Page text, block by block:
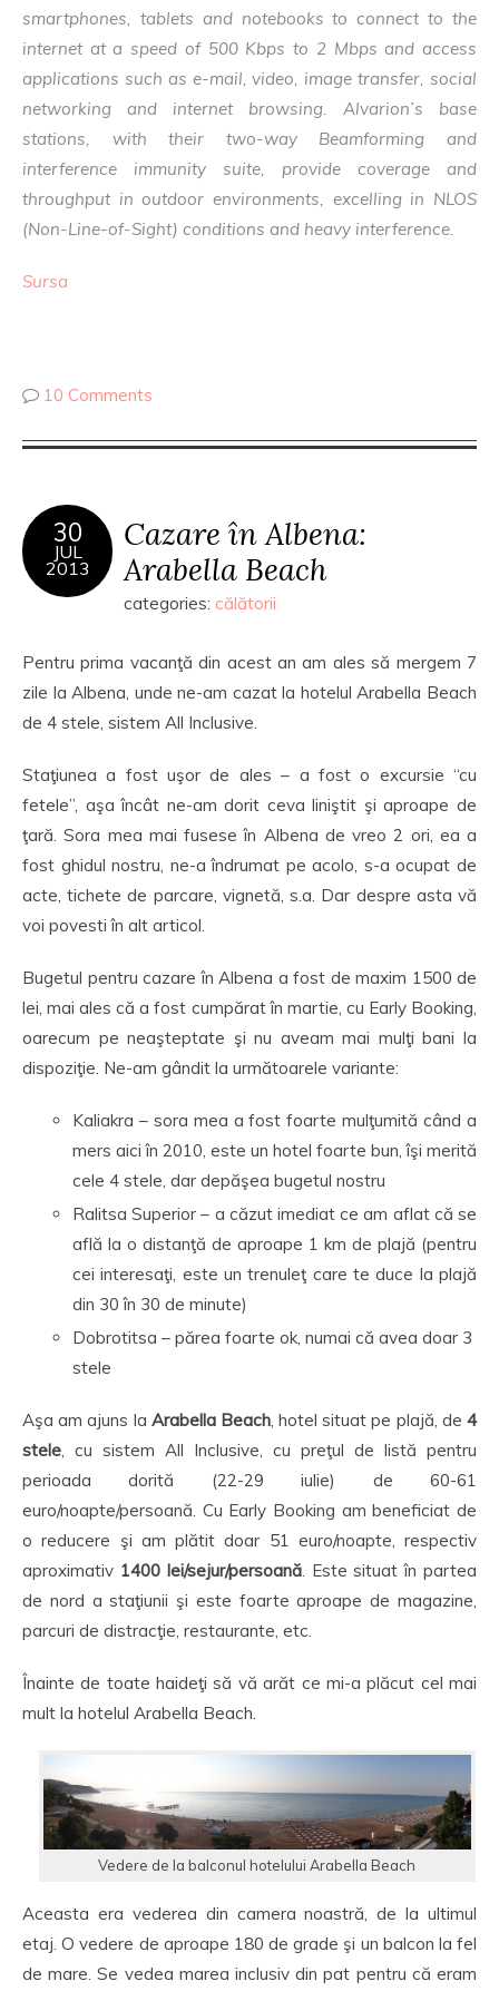
smartphones, tablets and notebooks to connect to the
internet at a speed of 500 Kbps to 2 Mbps and access
applications such as e-mail, video, image transfer, social
networking and internet browsing. Alvarion’s base
stations, with their two-way Beamforming and
interference immunity suite, provide coverage and
throughput in outdoor environments, excelling in NLOS
(Non-Line-of-Sight) conditions and heavy interference.
Sursa
10 Comments
30
JUL
2013
Cazare în Albena:
Arabella Beach
categories: călătorii
Pentru prima vacanţă din acest an am ales să mergem 7
zile la Albena, unde ne-am cazat la hotelul Arabella Beach
de 4 stele, sistem All Inclusive.
Staţiunea a fost uşor de ales – a fost o excursie “cu
fetele”, aşa încât ne-am dorit ceva liniştit şi aproape de
ţară. Sora mea mai fusese în Albena de vreo 2 ori, ea a
fost ghidul nostru, ne-a îndrumat pe acolo, s-a ocupat de
acte, tichete de parcare, vignetă, s.a. Dar despre asta vă
voi povesti în alt articol.
Bugetul pentru cazare în Albena a fost de maxim 1500 de
lei, mai ales că a fost cumpărat în martie, cu Early Booking,
oarecum pe neaşteptate şi nu aveam mai mulţi bani la
dispoziţie. Ne-am gândit la următoarele variante:
Kaliakra – sora mea a fost foarte mulţumită când a
mers aici în 2010, este un hotel foarte bun, îşi merită
cele 4 stele, dar depăşea bugetul nostru
Ralitsa Superior – a căzut imediat ce am aflat că se
află la o distanţă de aproape 1 km de plajă (pentru
cei interesaţi, este un trenuleţ care te duce la plajă
din 30 în 30 de minute)
Dobrotitsa – părea foarte ok, numai că avea doar 3
stele
Aşa am ajuns la Arabella Beach, hotel situat pe plajă, de4
stele, cu sistem All Inclusive, cu preţul de listă pentru
perioada dorită (22-29 iulie) de 60-61
euro/noapte/persoană. Cu Early Booking am beneficiat de
o reducere şi am plătit doar 51 euro/noapte, respectiv
aproximativ 1400 lei/sejur/persoană. Este situat în partea
de nord a staţiunii şi este foarte aproape de magazine,
parcuri de distracţie, restaurante, etc.
Înainte de toate haideţi să vă arăt ce mi-a plăcut cel mai
mult la hotelul Arabella Beach.
Vedere de la balconul hotelului Arabella Beach
Aceasta era vederea din camera noastră, de la ultimul
etaj. O vedere de aproape 180 de grade şi un balcon la fel
de mare. Se vedea marea inclusiv din pat pentru că eram